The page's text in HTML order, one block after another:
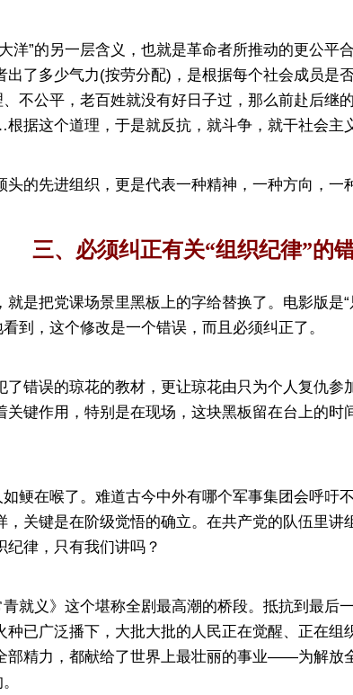
”的另一层含义，也就是革命者所推动的更公平
了多少气力(按劳分配)，是根据每个社会成员是
不公平，老百姓就没有好日子过，那么前赴后继
据这个道理，于是就反抗，就斗争，就干社会主
先进组织，更是代表一种精神，一种方向，一种
三、必须纠正有关“组织纪律”的
把党课场景里黑板上的字给替换了。电影版是
到，这个修改是一个错误，而且必须纠正了。
误的琼花的教材，更让琼花由只为个人复仇参
键作用，特别是在现场，这块黑板留在台上的
在喉了。难道古今中外有哪个军事集团会呼吁
关键是在阶级觉悟的确立。在共产党的队伍里
律，只有我们讲吗？
义》这个堪称全剧最高潮的桥段。抵抗到最后
种已广泛播下，大批大批的人民正在觉醒、正在
部精力，都献给了世界上最壮丽的事业——为解